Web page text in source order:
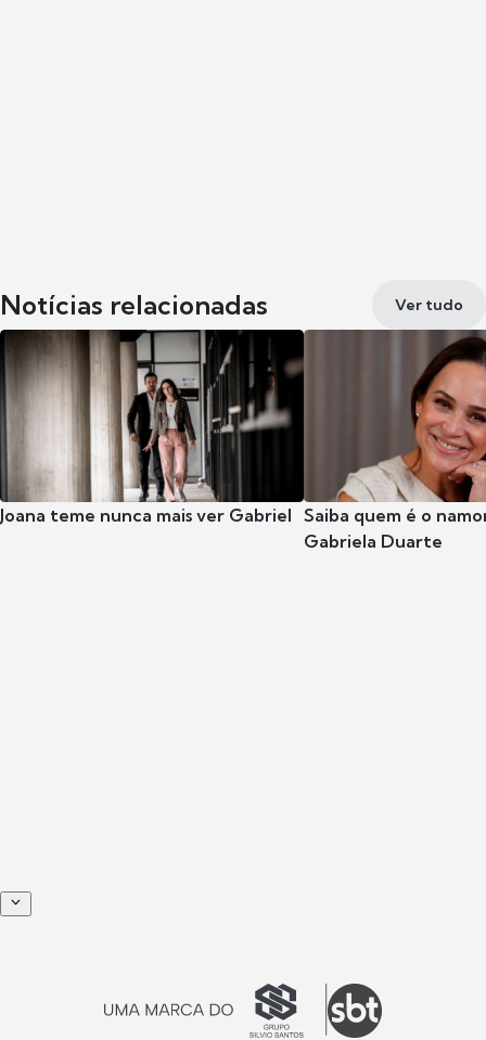
Notícias relacionadas Ver tudo
Joana teme nunca mais ver Gabriel Saiba quem é o
Gabriela Duarte